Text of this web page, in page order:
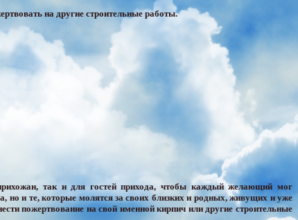
на другие строительные работы.
так и для гостей прихода, чтобы каждый желающий мог
но и те, которые молятся за своих близких и родных, живущих и уже
пожертвование на свой именной кирпич или другие строительные